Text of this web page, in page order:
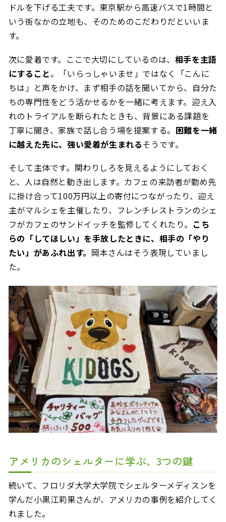
ドルを下げる工夫です。東京駅から高速バスで1時間と
いう街なかの立地も、そのためのこだわりだといいま
す。
次に愛着です。ここで大切にしているのは、 相手を主語
にすること。「いらっしゃいませ」ではなく「こんに
ちは」と声をかけ、まず相手の話を聞いてから、自分た
ちの専門性をどう活かせるかを一緒に考えます。迎え入
れのトライアルを断られたときも、背景にある課題を
丁寧に聞き、家族で話し合う場を提案する。 困難を一緒
に越えた先に、強い愛着が生まれるそうです。
そして主体です。関わりしろを見えるようにしておく
と、人は自然と動き出します。カフェの来訪者が勤め先
に掛け合って100万円以上の寄付につながったり、迎え
主がマルシェを主催したり、フレンチレストランのシェ
フがカフェのサンドイッチを監修してくれたり。 こち
らの「してほしい」を手放したときに、相手の「やり
たい」があふれ出す。 岡本さんはそう表現していまし
た。
アメリカのシェルターに学ぶ、3つの鍵
続いて、フロリダ大学大学院でシェルターメディスンを
学んだ小黒江莉果さんが、アメリカの事例を紹介してく
れました。